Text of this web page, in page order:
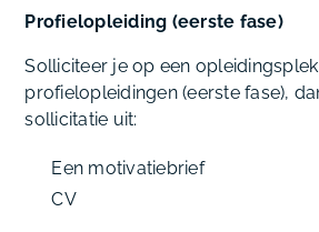
Profielopleiding (eerste fase)
Solliciteer je op een
profielopleidingen (eerste fase),
sollicitatie uit:
Een motivatiebrief
CV